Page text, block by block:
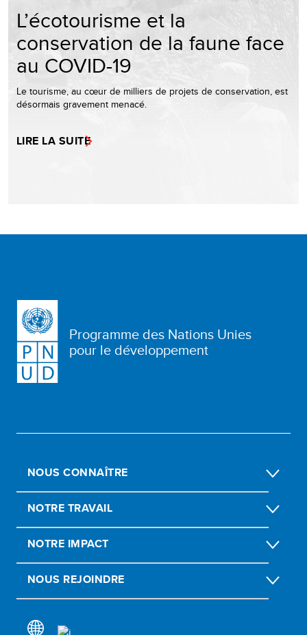
L’écotourisme et la
conservation de la faune face
au COVID-19
Le tourisme, au cœur de milliers de projets de conservation, est
désormais gravement menacé.
LIRE LA SUITE
Programme des Nations Unies
pour le développement
NOUS CONNAÎTRE
NOTRE TRAVAIL
NOTRE IMPACT
NOUS REJOINDRE